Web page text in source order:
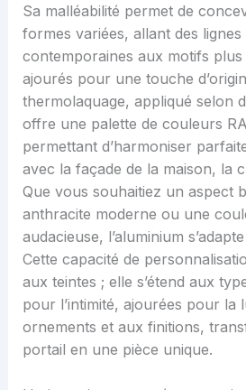
Sa malléabilité permet de
formes variées, allant des
contemporaines aux motifs plus
ajourés pour une touche
thermolaquage, appliqué selon
offre une palette de couleurs
permettant d’harmoniser
avec la façade de la maison, la
Que vous souhaitiez un aspect
anthracite moderne ou une
audacieuse, l’aluminium
Cette capacité de
aux teintes ; elle s’étend aux
pour l’intimité, ajourées pour la
ornements et aux finitions,
portail en une pièce unique.